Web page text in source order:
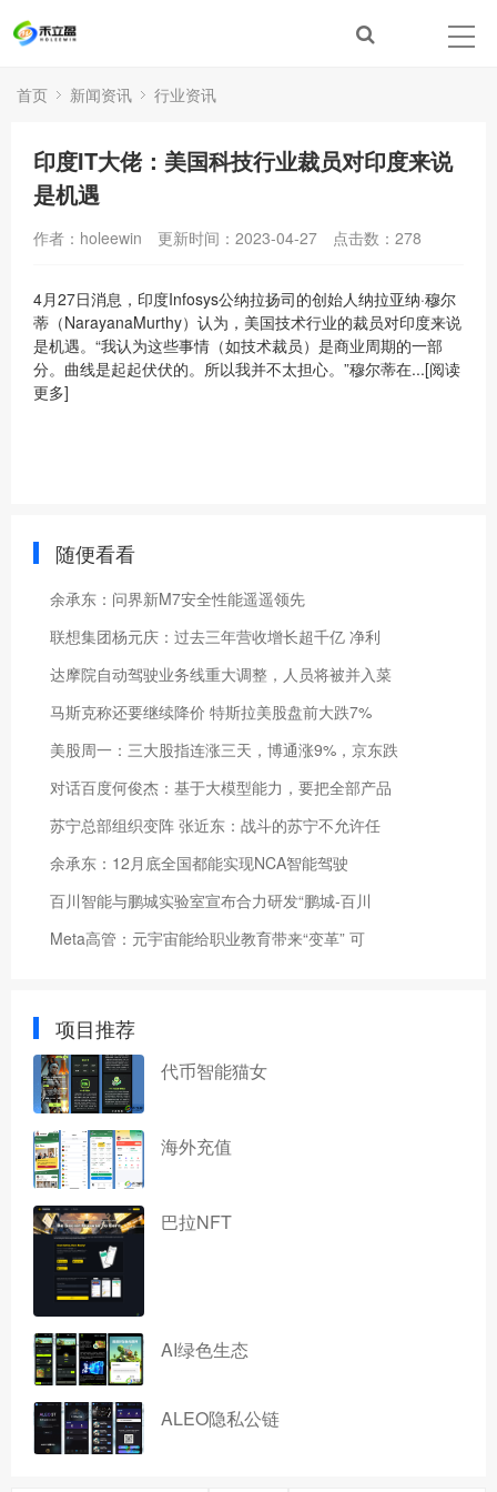
首页 新闻资讯 行业资讯
印度IT大佬：美国科技行业裁员对印度来说
是机遇
作者：holeewin 更新时间：2023-04-27 点击数： 278
4月27日消息，印度Infosys公纳拉扬司的创始人纳拉亚纳·穆尔
蒂（NarayanaMurthy）认为，美国技术行业的裁员对印度来说
是机遇。“我认为这些事情（如技术裁员）是商业周期的一部
分。曲线是起起伏伏的。所以我并不太担心。”穆尔蒂在...[阅读
更多]
随便看看
余承东：问界新M7安全性能遥遥领先
联想集团杨元庆：过去三年营收增长超千亿 净利
达摩院自动驾驶业务线重大调整，人员将被并入菜
马斯克称还要继续降价 特斯拉美股盘前大跌7%
美股周一：三大股指连涨三天，博通涨9%，京东跌
对话百度何俊杰：基于大模型能力，要把全部产品
苏宁总部组织变阵 张近东：战斗的苏宁不允许任
余承东：12月底全国都能实现NCA智能驾驶
百川智能与鹏城实验室宣布合力研发“鹏城-百川
Meta高管：元宇宙能给职业教育带来“变革” 可
项目推荐
代币智能猫女
海外充值
巴拉NFT
AI绿色生态
ALEO隐私公链